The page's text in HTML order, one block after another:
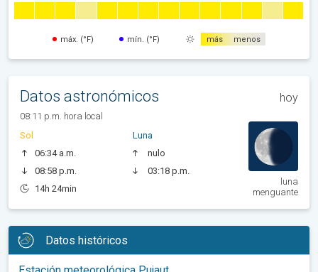
máx. (°F) mín. (°F) más menos
Datos astronómicos hoy
08:11 p.m. hora local
Sol
06:34 a.m.
08:58 p.m.
14h 24min
Luna
nulo
03:18 p.m.
luna
menguante
Datos históricos